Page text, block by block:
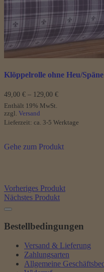
können
auf
der
werden
Klöppelrolle ohne Heu/Späne
49,00 € – 129,00 €Preisspanne:
129,00 €
Enthält 19% MwSt.
zzgl. Versand
Lieferzeit: ca. 3-5 Werktage
Gehe zum Produkt
Vorheriges Produkt
Nächstes Produkt
Bestellbedingungen
Versand & Lieferung
Zahlungsarten
Allgemeine